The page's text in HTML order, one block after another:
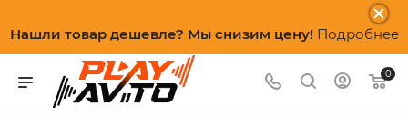
Нашли товар дешевле? Мы снизим цену! Подробнее
0